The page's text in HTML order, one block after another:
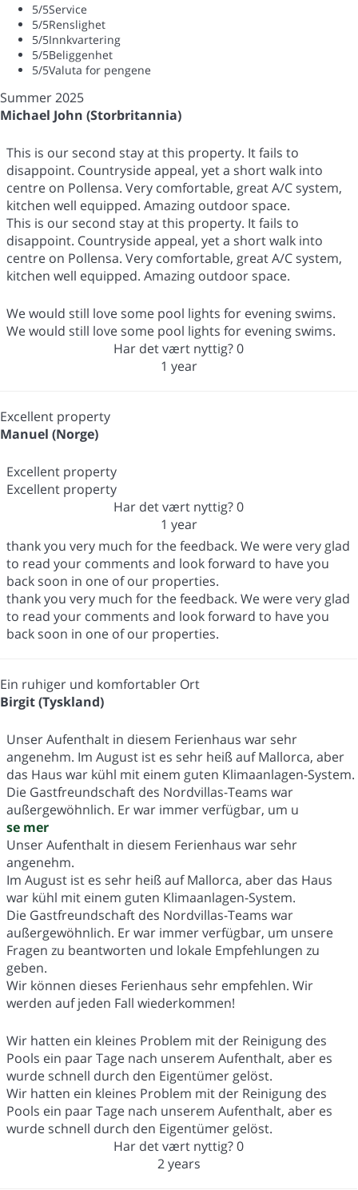
5/5Service
5/5Renslighet
5/5Innkvartering
5/5Beliggenhet
5/5Valuta for pengene
Summer 2025
Michael John (Storbritannia)
This is our second stay at this property. It fails to
disappoint. Countryside appeal, yet a short walk into
centre on Pollensa. Very comfortable, great A/C system,
kitchen well equipped. Amazing outdoor space.
This is our second stay at this property. It fails to
disappoint. Countryside appeal, yet a short walk into
centre on Pollensa. Very comfortable, great A/C system,
kitchen well equipped. Amazing outdoor space.
We would still love some pool lights for evening swims.
We would still love some pool lights for evening swims.
Har det vært nyttig?0
1 year
Excellent property
Manuel (Norge)
Excellent property
Excellent property
Har det vært nyttig?0
1 year
thank you very much for the feedback. We were very glad
to read your comments and look forward to have you
back soon in one of our properties.
thank you very much for the feedback. We were very glad
to read your comments and look forward to have you
back soon in one of our properties.
Ein ruhiger und komfortabler Ort
Birgit (Tyskland)
Unser Aufenthalt in diesem Ferienhaus war sehr
angenehm. Im August ist es sehr heiß auf Mallorca, aber
das Haus war kühl mit einem guten Klimaanlagen-System.
Die Gastfreundschaft des Nordvillas-Teams war
außergewöhnlich. Er war immer verfügbar, um u
se mer
Unser Aufenthalt in diesem Ferienhaus war sehr
angenehm.
Im August ist es sehr heiß auf Mallorca, aber das Haus
war kühl mit einem guten Klimaanlagen-System.
Die Gastfreundschaft des Nordvillas-Teams war
außergewöhnlich. Er war immer verfügbar, um unsere
Fragen zu beantworten und lokale Empfehlungen zu
geben.
Wir können dieses Ferienhaus sehr empfehlen. Wir
werden auf jeden Fall wiederkommen!
Wir hatten ein kleines Problem mit der Reinigung des
Pools ein paar Tage nach unserem Aufenthalt, aber es
wurde schnell durch den Eigentümer gelöst.
Wir hatten ein kleines Problem mit der Reinigung des
Pools ein paar Tage nach unserem Aufenthalt, aber es
wurde schnell durch den Eigentümer gelöst.
Har det vært nyttig?0
2 years